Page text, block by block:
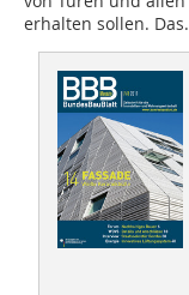
erhalten sollen.